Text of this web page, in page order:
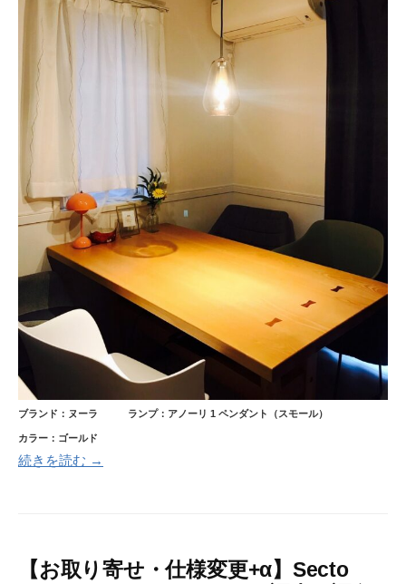
ブランド：ヌーラ ランプ：アノーリ 1 ペンダント（スモール）
カラー：ゴールド
続きを読む →
【お取り寄せ・仕様変更+α】Secto